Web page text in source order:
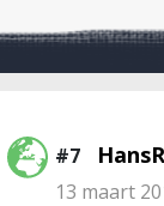
#7 HansR
13 maart